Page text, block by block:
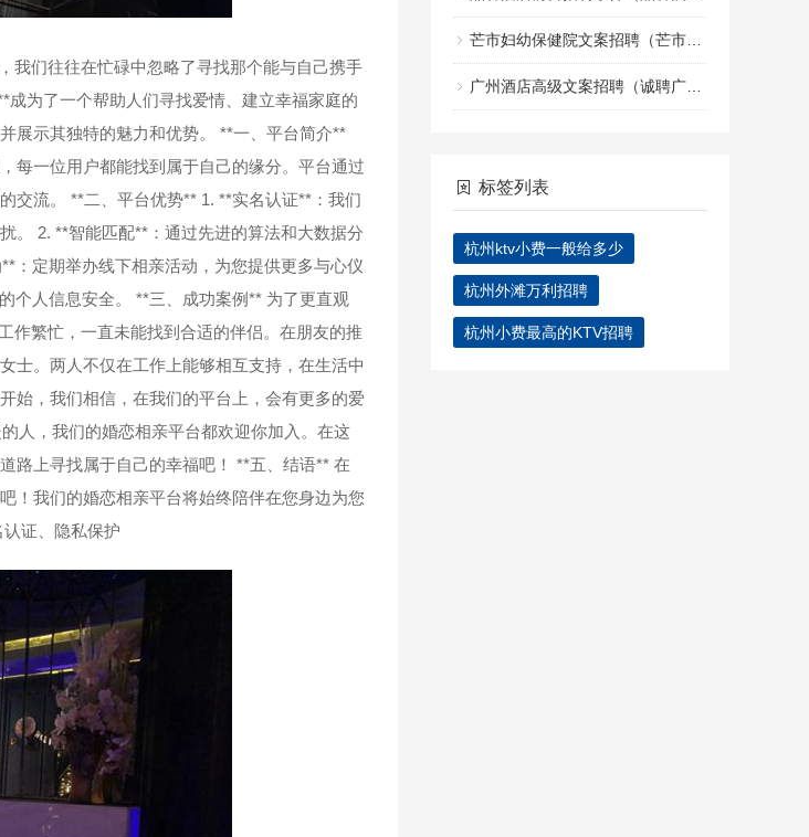
们往往在忙碌中忽略了寻找那个能与自己携手
为了一个帮助人们寻找爱情、建立幸福家庭的
展示其独特的魅力和优势。 **一、平台简介**
每一位用户都能找到属于自己的缘分。平台通过
交流。 **二、平台优势** 1. **实名认证**：我们
。 2. **智能匹配**：通过先进的算法和大数据分
：定期举办线下相亲活动，为您提供更多与心仪
个人信息安全。 **三、成功案例** 为了更直观
作繁忙，一直未能找到合适的伴侣。在朋友的推
士。两人不仅在工作上能够相互支持，在生活中
始，我们相信，在我们的平台上，会有更多的爱
人，我们的婚恋相亲平台都欢迎你加入。在这
路上寻找属于自己的幸福吧！ **五、结语** 在
！我们的婚恋相亲平台将始终陪伴在您身边为您
证、隐私保护
芒市妇幼保健院文案招聘（芒市妇幼保健院诚邀创意人才加入，共创健康宣传新篇章）
广州酒店高级文案招聘（诚聘广州高端酒店文案精英）
标签列表
杭州ktv小费一般给多少
杭州外滩万利招聘
杭州小费最高的KTV招聘